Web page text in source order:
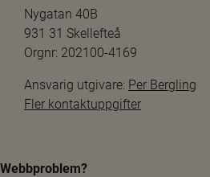
Nygatan 40B
931 31 Skellefteå
Orgnr: 202100-4169
Ansvarig utgivare: Per Bergling
Fler kontaktuppgifter
Webbproblem?